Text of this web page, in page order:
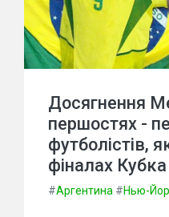
Досягнення
першостях -
футболістів,
фіналах Кубка
#Аргентина #Нью-